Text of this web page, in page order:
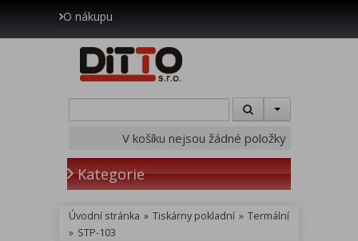
O nákupu
V košíku nejsou žádné položky
Kategorie
Úvodní stránka » Tiskárny pokladní » Termální
» STP-103